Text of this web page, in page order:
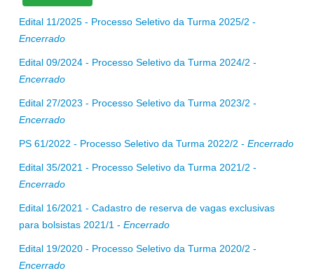
Edital 11/2025 - Processo Seletivo da Turma 2025/2 -
Encerrado
Edital 09/2024 - Processo Seletivo da Turma 2024/2 -
Encerrado
Edital 27/2023 - Processo Seletivo da Turma 2023/2 -
Encerrado
PS 61/2022 - Processo Seletivo da Turma 2022/2 - Encerrado
Edital 35/2021 - Processo Seletivo da Turma 2021/2 -
Encerrado
Edital 16/2021 - Cadastro de reserva de vagas exclusivas
para bolsistas 2021/1 - Encerrado
Edital 19/2020 - Processo Seletivo da Turma 2020/2 -
Encerrado